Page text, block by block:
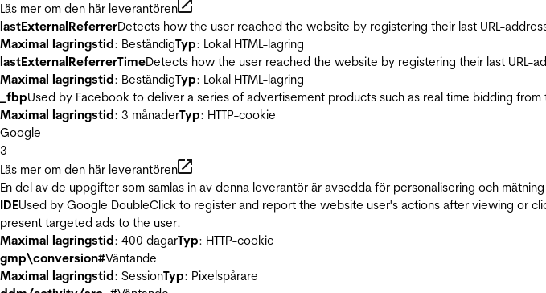
Läs mer om den här leverantören
lastExternalReferrerDetects how the user reached the website by registering their last URL-
Maximal lagringstid: BeständigTyp: Lokal HTML-lagring
lastExternalReferrerTimeDetects how the user reached the website by registering their last URL-
Maximal lagringstid: BeständigTyp: Lokal HTML-lagring
_fbpUsed by Facebook to deliver a series of advertisement products such as real time bidding
Maximal lagringstid: 3 månaderTyp: HTTP-cookie
Google
3
Läs mer om den här leverantören
En del av de uppgifter som samlas in av denna leverantör är avsedda för personalisering och
IDEUsed by Google DoubleClick to register and report the website user's actions after viewing or
present targeted ads to the user.
Maximal lagringstid: 400 dagarTyp: HTTP-cookie
gmp\conversion#Väntande
Maximal lagringstid: SessionTyp: Pixelspårare